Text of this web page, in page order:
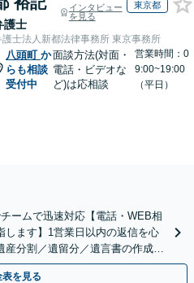
護士
インタビュー
を見る
東京都
護士法人新都法律事務所 東京事務所
八頭町 か
らも相談
受付中
面談方法(対面・
電話・ビデオな
ど)は応相談
営業時間：0
9:00~19:00
（平日）
ームで迅速対応【電話・WEB相
します】1営業日以内の返信を心
分割／遺留分／遺言書の作成・
い」【休日相談あり】
表を見る